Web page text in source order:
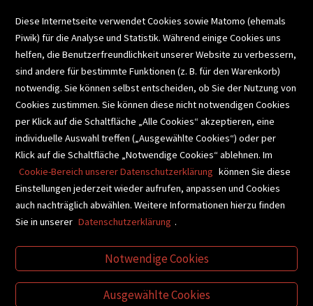
SCHULBUCHSERVICE
BUCHEMPFEHLUNGEN
BIBLIOTHEKSSERVICE
VIDEO-TIPPS
VERTRAG WIDERRUFEN
Diese Internetseite verwendet Cookies sowie Matomo (ehemals
Piwik) für die Analyse und Statistik. Während einige Cookies uns
helfen, die Benutzerfreundlichkeit unserer Website zu verbessern,
sind andere für bestimmte Funktionen (z. B. für den Warenkorb)
notwendig. Sie können selbst entscheiden, ob Sie der Nutzung von
Cookies zustimmen. Sie können diese nicht notwendigen Cookies
per Klick auf die Schaltfläche „Alle Cookies“ akzeptieren, eine
individuelle Auswahl treffen („Ausgewählte Cookies“) oder per
Klick auf die Schaltfläche „Notwendige Cookies“ ablehnen. Im
Cookie-Bereich unserer Datenschutzerklärung können Sie diese
Einstellungen jederzeit wieder aufrufen, anpassen und Cookies
auch nachträglich abwählen. Weitere Informationen hierzu finden
Sie in unserer Datenschutzerklärung .
Notwendige Cookies
Ausgewählte Cookies